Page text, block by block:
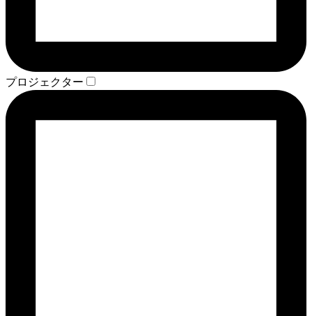
プロジェクター